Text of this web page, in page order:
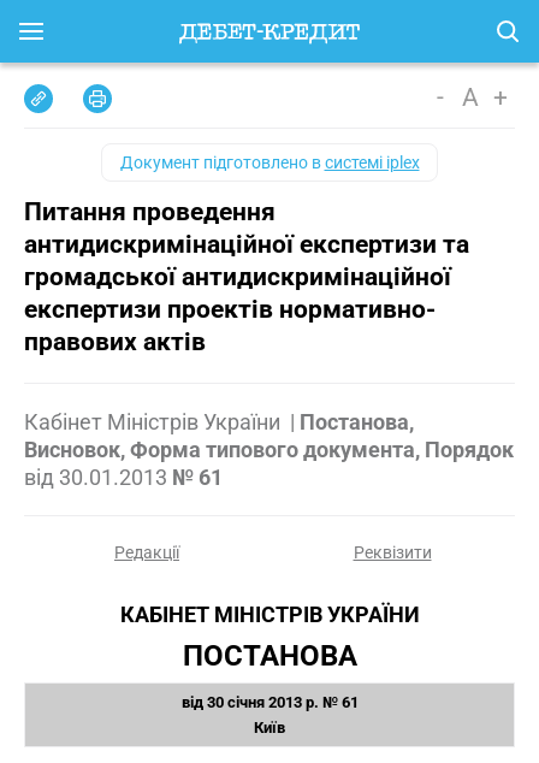
- A +
Документ підготовлено всистемі iplex
Питання проведення
антидискримінаційної експертизи та
громадської антидискримінаційної
експертизи проектів нормативно-
правових актів
Кабінет Міністрів України | Постанова,
Висновок, Форма типового документа, Порядок
від 30.01.2013 № 61
Редакції Реквізити
КАБІНЕТ МІНІСТРІВ УКРАЇНИ
ПОСТАНОВА
від 30 січня 2013 р. № 61
Київ